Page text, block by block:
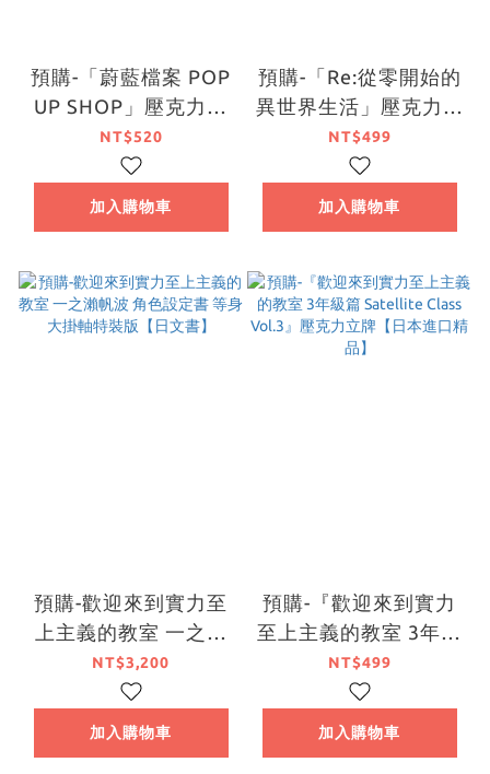
預購-「蔚藍檔案 POP
UP SHOP」壓克力立
牌 系列【日本進口精
品】
NT$520
加入購物車
預購-「Re:從零開始的
異世界生活」壓克力人
形立牌 Winter Snow
ver. 系列【日本進口精
品】
NT$499
加入購物車
預購-歡迎來到實力至
上主義的教室 一之瀨
帆波 角色設定書 等身
大掛軸特裝版【日文
書】
NT$3,200
加入購物車
預購-『歡迎來到實力
至上主義的教室 3年級
篇 Satellite Class
Vol.3』壓克力立牌
【日本進口精品】
NT$499
加入購物車